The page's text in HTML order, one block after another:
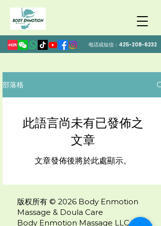
电话或短信：425-208-6232
部落格
此語言尚未有已發佈之
文章
文章發佈後將於此處顯示。
版权所有 © 2026 Body Enmotion
Massage & Doula Care
Body Enmotion Massage LLC